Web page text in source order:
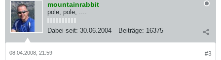
mountainrabbit
pole, pole, ....
Dabei seit: 30.06.2004 Beiträge: 16375
#3
08.04.2008, 21:59